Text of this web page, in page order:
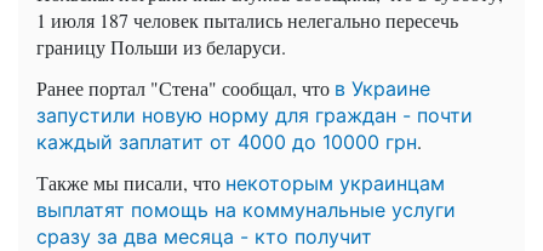
1 июля 187 человек пытались нелегально пересечь
границу Польши из беларуси.
Ранее портал "Стена" сообщал, что в Украине
запустили новую норму для граждан - почти
каждый заплатит от 4000 до 10000 грн.
Также мы писали, что некоторым украинцам
выплатят помощь на коммунальные услуги
сразу за два месяца - кто получит